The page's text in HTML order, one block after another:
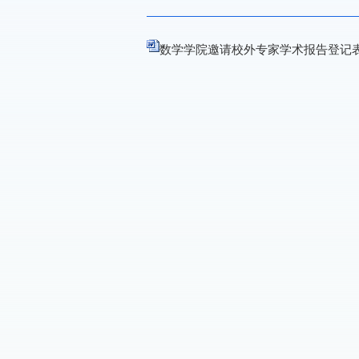
数学学院邀请校外专家学术报告登记